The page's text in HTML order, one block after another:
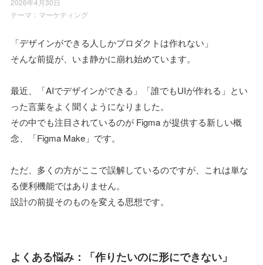
2026年4月30日
テーマ： マーケティング
「デザインができる人しかプロダクトは作れない」
そんな前提が、いま静かに崩れ始めています。
最近、「AIでデザインができる」「誰でもUIが作れる」とい
った言葉をよく聞くようになりました。
その中でも注目されているのが Figma が提供する新しい概
念、「Figma Make」です。
ただ、多くの方がここで誤解しているのですが、これは単な
る便利機能ではありません。
設計の前提そのものを変える思想です。
よくある悩み：「作りたいのに形にできない」